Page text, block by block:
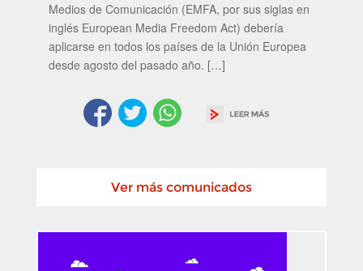
Medios de Comunicación (EMFA, por sus siglas en
inglés European Media Freedom Act) debería
aplicarse en todos los países de la Unión Europea
desde agosto del pasado año. […]
Ver más comunicados